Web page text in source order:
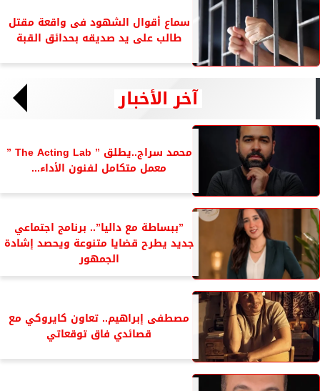
سماع أقوال الشهود فى واقعة مقتل
طالب على يد صديقه بحدائق القبة
آخر الأخبار
محمد سراج..يطلق ” The Acting Lab ”
معمل متكامل لفنون الأداء...
”ببساطة مع داليا”.. برنامج اجتماعي
جديد يطرح قضايا متنوعة ويحصد إشادة
الجمهور
مصطفى إبراهيم.. تعاون كايروكي مع
قصائدي فاق توقعاتي